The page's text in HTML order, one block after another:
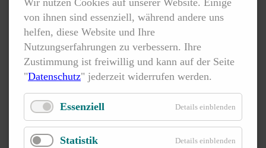
1:v1:en
ISO 21501-2
Bestimmung der Partikelgrößenverteilung
Einzelpartikel-Lichtinteraktionsmethoden
Teil 2: Partikelzähler mit Lichtstreuung auf
Flüssigkeitsbasis
Wir nutzen Cookies auf unserer Website. Einige
von ihnen sind essenziell, während andere uns
helfen, diese Website und Ihre
Nutzungserfahrungen zu verbessern. Ihre
Zustimmung ist freiwillig und kann auf der Seite
"Datenschutz" jederzeit widerrufen werden.
Essenziell Details einblenden
Statistik Details einblenden